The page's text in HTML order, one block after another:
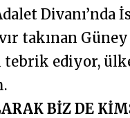
Divanı’nda
takınan
ediyor,
BİZ DE